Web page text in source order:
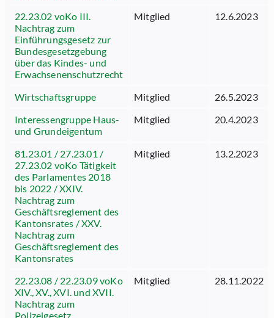
22.23.02 voKo III.
Nachtrag zum
Einführungsgesetz zur
Bundesgesetzgebung
über das Kindes- und
Erwachsenenschutzrecht
Mitglied 12.6.2023
Wirtschaftsgruppe Mitglied
26.5.2023
Interessengruppe Haus-
und Grundeigentum
Mitglied 20.4.2023
81.23.01 / 27.23.01 /
27.23.02 voKo Tätigkeit
des Parlamentes 2018
bis 2022 / XXIV.
Nachtrag zum
Geschäftsreglement des
Kantonsrates / XXV.
Nachtrag zum
Geschäftsreglement des
Kantonsrates
Mitglied 13.2.2023
22.23.08 / 22.23.09 voKo
XIV., XV., XVI. und XVII.
Nachtrag zum
Polizeigesetz
Mitglied 28.11.2022